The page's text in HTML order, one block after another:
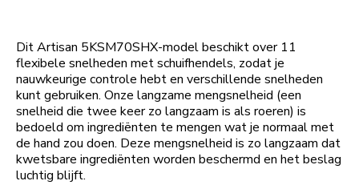
Dit Artisan 5KSM70SHX-model beschikt over 11
flexibele snelheden met schuifhendels, zodat je
nauwkeurige controle hebt en verschillende snelheden
kunt gebruiken. Onze langzame mengsnelheid (een
snelheid die twee keer zo langzaam is als roeren) is
bedoeld om ingrediënten te mengen wat je normaal met
de hand zou doen. Deze mengsnelheid is zo langzaam dat
kwetsbare ingrediënten worden beschermd en het beslag
luchtig blijft.